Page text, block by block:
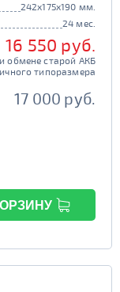
242x175x190 мм.
24 мес.
16 550 руб.
обмене старой АКБ
типоразмера
17 000 руб.